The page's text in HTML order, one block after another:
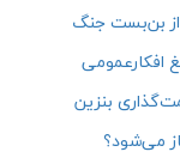
بن‌بست جنگ
افکارعمومی
بنزین
می‌شود؟